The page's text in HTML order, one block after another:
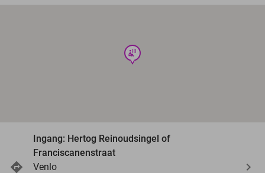
wellness
Ingang: Hertog Reinoudsingel of
Franciscanenstraat
Venlo